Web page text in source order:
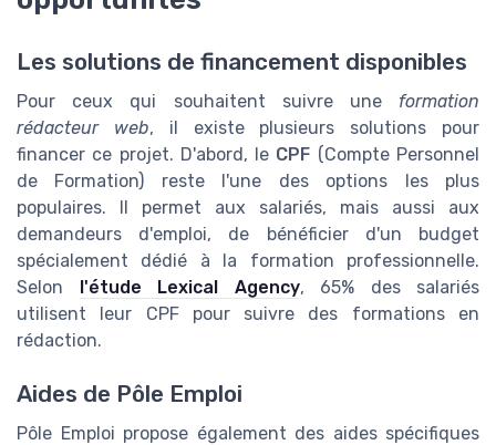
Les solutions de financement disponibles
Pour ceux qui souhaitent suivre une formation
rédacteur web, il existe plusieurs solutions pour
financer ce projet. D'abord, le CPF (Compte Personnel
de Formation) reste l'une des options les plus
populaires. Il permet aux salariés, mais aussi aux
demandeurs d'emploi, de bénéficier d'un budget
spécialement dédié à la formation professionnelle.
Selon l'étude Lexical Agency, 65% des salariés
utilisent leur CPF pour suivre des formations en
rédaction.
Aides de Pôle Emploi
Pôle Emploi propose également des aides spécifiques